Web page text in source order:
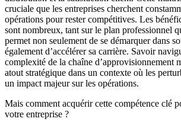
cruciale que les entreprises cherchent
opérations pour rester compétitives. Les
sont nombreux, tant sur le plan professionnel
permet non seulement de se démarquer dans
également d’accélérer sa carrière. Savoir
complexité de la chaîne d’approvisionnement
atout stratégique dans un contexte où les
un impact majeur sur les opérations.
Mais comment acquérir cette compétence clé
votre entreprise ?